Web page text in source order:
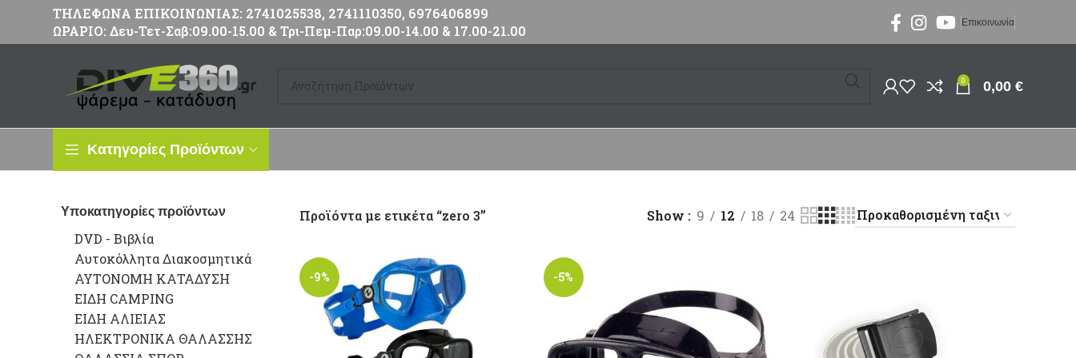
ΤΗΛΕΦΩΝΑ ΕΠΙΚΟΙΝΩΝΙΑΣ: 2741025538, 2741110350, 6976406899
ΩΡΑΡΙΟ: Δευ-Τετ-Σαβ:09.00-15.00 & Τρι-Πεμ-Παρ:09.00-14.00 & 17.00-21.00
Επικοινωνία
0 0,00 €
Κατηγορίες Προϊόντων
Υποκατηγορίες προϊόντων
DVD - Βιβλία
Αυτοκόλλητα Διακοσμητικά
ΑΥΤΟΝΟΜΗ ΚΑΤΑΔΥΣΗ
ΕΙΔΗ CAMPING
ΕΙΔΗ ΑΛΙΕΙΑΣ
ΗΛΕΚΤΡΟΝΙΚΑ ΘΑΛΑΣΣΗΣ
Προϊόντα με ετικέτα “zero 3” Show 9 12 18 24
-9% -5%